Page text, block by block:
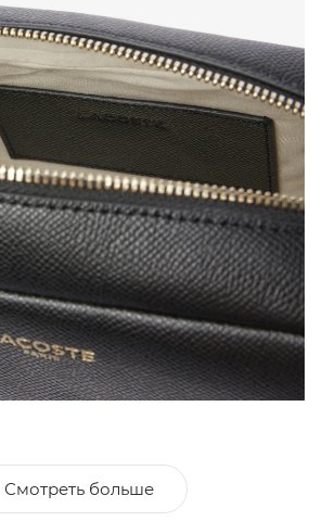
Смотреть больше